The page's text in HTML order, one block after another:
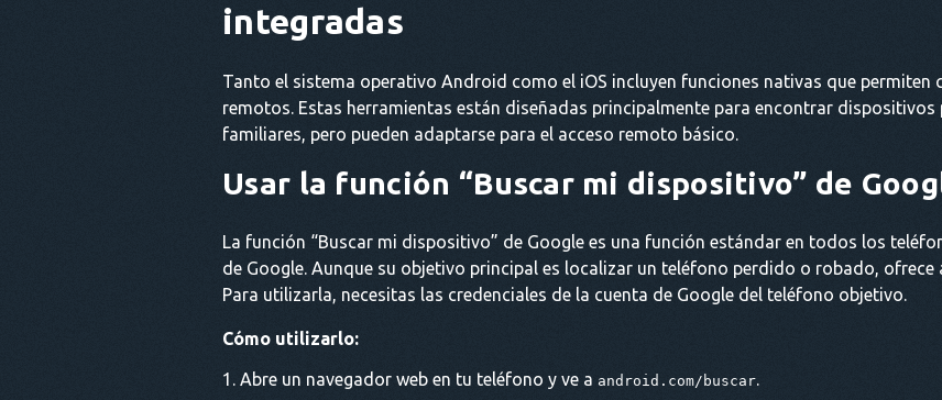
integradas
Tanto el sistema operativo Android como el iOS incluyen funciones nativas que permiten
remotos. Estas herramientas están diseñadas principalmente para encontrar
familiares, pero pueden adaptarse para el acceso remoto básico.
Usar la función “Buscar mi dispositivo” de
La función “Buscar mi dispositivo” de Google es una función estándar en todos los
de Google. Aunque su objetivo principal es localizar un teléfono perdido o robado,
Para utilizarla, necesitas las credenciales de la cuenta de Google del teléfono objetivo.
Cómo utilizarlo:
Abre un navegador web en tu teléfono y ve a android.com/buscar.